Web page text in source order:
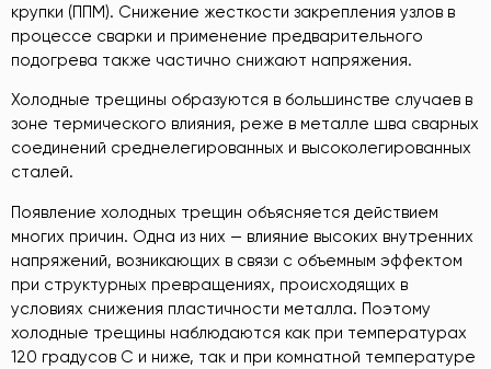
крупки (ППМ). Снижение жесткости закрепления узлов в
процессе сварки и применение предварительного
подогрева также частично снижают напряжения.
Холодные трещины образуются в большинстве случаев в
зоне термического влияния, реже в металле шва сварных
соединений среднелегированных и высоколегированных
сталей.
Появление холодных трещин объясняется действием
многих причин. Одна из них — влияние высоких внутренних
напряжений, возникающих в связи с объемным эффектом
при структурных превращениях, происходящих в
условиях снижения пластичности металла. Поэтому
холодные трещины наблюдаются как при температурах
120 градусов С и ниже, так и при комнатной температуре